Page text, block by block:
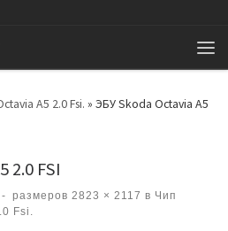
A5 2.0 Fsi. » ЭБУ Skoda Octavia A5
2.0 FSI
- размеров 2823 × 2117 в Чип
Fsi.